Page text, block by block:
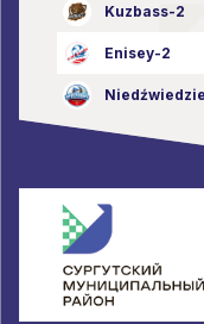
Kuzbass-2
Enisey-2